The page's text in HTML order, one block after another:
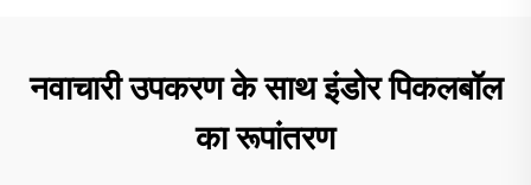
नवाचारी उपकरण के साथ इंडोर पिकलबॉल
का रूपांतरण